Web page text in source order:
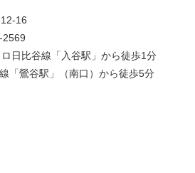
16
2569
日比谷線「入谷駅」から徒歩1分
「鶯谷駅」（南口）から徒歩5分